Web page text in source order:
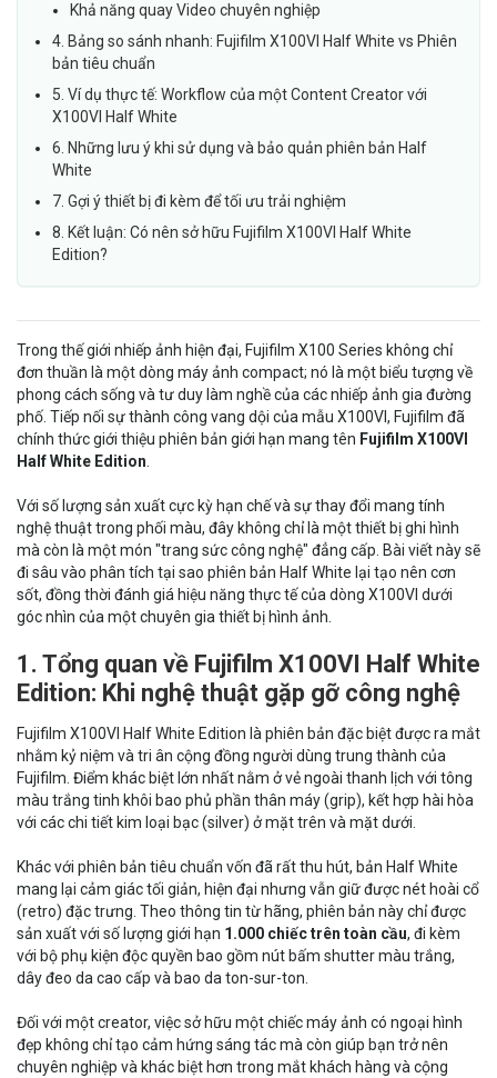
Khả năng quay Video chuyên nghiệp
4. Bảng so sánh nhanh: Fujifilm X100VI Half White vs Phiên
bản tiêu chuẩn
5. Ví dụ thực tế: Workflow của một Content Creator với
X100VI Half White
6. Những lưu ý khi sử dụng và bảo quản phiên bản Half
White
7. Gợi ý thiết bị đi kèm để tối ưu trải nghiệm
8. Kết luận: Có nên sở hữu Fujifilm X100VI Half White
Edition?
Trong thế giới nhiếp ảnh hiện đại, Fujifilm X100 Series không chỉ
đơn thuần là một dòng máy ảnh compact; nó là một biểu tượng về
phong cách sống và tư duy làm nghề của các nhiếp ảnh gia đường
phố. Tiếp nối sự thành công vang dội của mẫu X100VI, Fujifilm đã
chính thức giới thiệu phiên bản giới hạn mang tên Fujifilm X100VI
Half White Edition.
Với số lượng sản xuất cực kỳ hạn chế và sự thay đổi mang tính
nghệ thuật trong phối màu, đây không chỉ là một thiết bị ghi hình
mà còn là một món "trang sức công nghệ" đẳng cấp. Bài viết này sẽ
đi sâu vào phân tích tại sao phiên bản Half White lại tạo nên cơn
sốt, đồng thời đánh giá hiệu năng thực tế của dòng X100VI dưới
góc nhìn của một chuyên gia thiết bị hình ảnh.
1. Tổng quan về Fujifilm X100VI Half White
Edition: Khi nghệ thuật gặp gỡ công nghệ
Fujifilm X100VI Half White Edition là phiên bản đặc biệt được ra mắt
nhằm kỷ niệm và tri ân cộng đồng người dùng trung thành của
Fujifilm. Điểm khác biệt lớn nhất nằm ở vẻ ngoài thanh lịch với tông
màu trắng tinh khôi bao phủ phần thân máy (grip), kết hợp hài hòa
với các chi tiết kim loại bạc (silver) ở mặt trên và mặt dưới.
Khác với phiên bản tiêu chuẩn vốn đã rất thu hút, bản Half White
mang lại cảm giác tối giản, hiện đại nhưng vẫn giữ được nét hoài cổ
(retro) đặc trưng. Theo thông tin từ hãng, phiên bản này chỉ được
sản xuất với số lượng giới hạn 1.000 chiếc trên toàn cầu, đi kèm
với bộ phụ kiện độc quyền bao gồm nút bấm shutter màu trắng,
dây đeo da cao cấp và bao da ton-sur-ton.
Đối với một creator, việc sở hữu một chiếc máy ảnh có ngoại hình
đẹp không chỉ tạo cảm hứng sáng tác mà còn giúp bạn trở nên
chuyên nghiệp và khác biệt hơn trong mắt khách hàng và cộng